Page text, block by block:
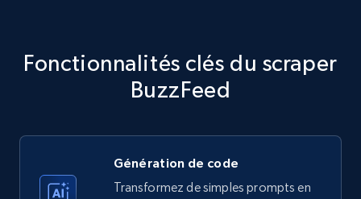
more.
Amazon products - find products by using
Fonctionnalités clés du scraper
BuzzFeed
Génération de code
Transformez de simples prompts en